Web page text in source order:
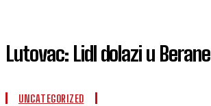
Lutovac: Lidl dolazi u Berane
UNCATEGORIZED